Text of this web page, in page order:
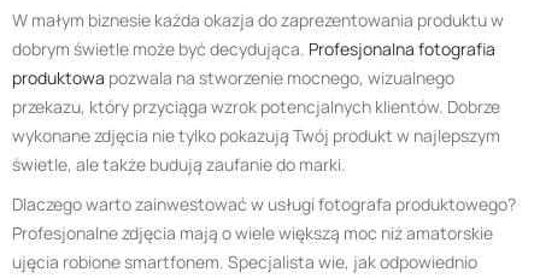
W małym biznesie każda okazja do zaprezentowania produktu w
dobrym świetle może być decydująca. Profesjonalna fotografia
produktowa pozwala na stworzenie mocnego, wizualnego
przekazu, który przyciąga wzrok potencjalnych klientów. Dobrze
wykonane zdjęcia nie tylko pokazują Twój produkt w najlepszym
świetle, ale także budują zaufanie do marki.
Dlaczego warto zainwestować w usługi fotografa produktowego?
Profesjonalne zdjęcia mają o wiele większą moc niż amatorskie
ujęcia robione smartfonem. Specjalista wie, jak odpowiednio